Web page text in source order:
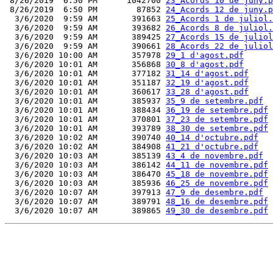
8/26/2019  6:50 PM        87852 24_Acords 12 de
  3/6/2020  9:59 AM       391663
25_Acords 1 de
  3/6/2020  9:59 AM       393682
26_Acords 8 de
  3/6/2020  9:59 AM       389425
27_Acords 15 de
  3/6/2020  9:59 AM       390661
28_Acords 22 de
  3/6/2020 10:00 AM       357978
29_1 d'agost.pdf
  3/6/2020 10:01 AM       356868
30_8 d'agost.pdf
  3/6/2020 10:01 AM       377182
31_14 d'agost.pdf
  3/6/2020 10:01 AM       351187
32_19 d'agost.pdf
  3/6/2020 10:01 AM       360617
33_28 d'agost.pdf
  3/6/2020 10:01 AM       385937
35_9 de setembre.pdf
  3/6/2020 10:01 AM       388434
36_19 de setembre.pdf
  3/6/2020 10:01 AM       370801
37_23 de setembre.pdf
  3/6/2020 10:01 AM       393789
38_30 de setembre.pdf
  3/6/2020 10:02 AM       390740
40_14 d'octubre.pdf
  3/6/2020 10:02 AM       384908
41_21 d'octubre.pdf
  3/6/2020 10:03 AM       385139
43_4 de novembre.pdf
  3/6/2020 10:03 AM       386142
44_11 de novembre.pdf
  3/6/2020 10:03 AM       386470
45_18 de novembre.pdf
  3/6/2020 10:03 AM       385936
46_25 de novembre.pdf
  3/6/2020 10:07 AM       397913
47_9 de desembre.pdf
  3/6/2020 10:07 AM       389791
48_16 de desembre.pdf
  3/6/2020 10:07 AM       389865
49_30 de desembre.pdf